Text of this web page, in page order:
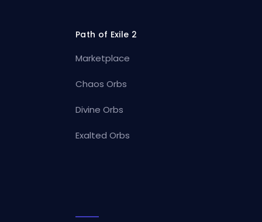
Path of Exile 2
Marketplace
Chaos Orbs
Divine Orbs
Exalted Orbs